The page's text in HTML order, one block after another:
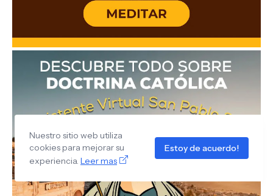
Nuestro sitio web utiliza
cookies para mejorar su
experiencia. Leer mas
Estoy de acuerdo!